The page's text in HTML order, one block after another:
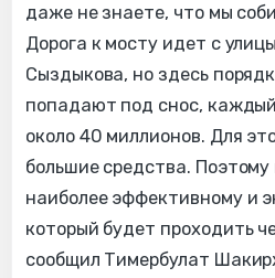
даже не знаете, что мы
Дорога к мосту идет с
Сыздыкова, но здесь
попадают под снос,
около 40 миллионов. Для
большие средства.
наиболее эффективному и
который будет проходить
сообщил Тимербулат